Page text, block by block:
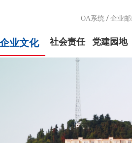
OA系统 / 企业邮
企业文化 社会责任 党建园地